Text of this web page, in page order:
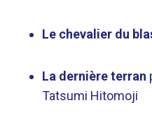
Le chevalier du
La dernière terran
Tatsumi Hitomoji